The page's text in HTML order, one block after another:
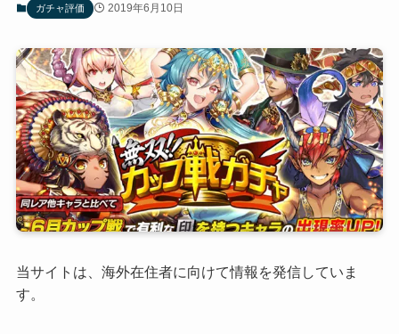
ガチャ評価 2019年6月10日
当サイトは、海外在住者に向けて情報を発信していま
す。